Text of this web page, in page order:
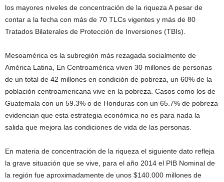
los mayores niveles de concentración de la riqueza A pesar de
contar a la fecha con más de 70 TLCs vigentes y más de 80
Tratados Bilaterales de Protección de Inversiones (TBIs).
Mesoamérica es la subregión más rezagada socialmente de
América Latina, En Centroamérica viven 30 millones de personas
de un total de 42 millones en condición de pobreza, un 60% de la
población centroamericana vive en la pobreza. Casos como los de
Guatemala con un 59.3% o de Honduras con un 65.7% de pobreza
evidencian que esta estrategia económica no es para nada la
salida que mejora las condiciones de vida de las personas.
En materia de concentración de la riqueza el siguiente dato refleja
la grave situación que se vive, para el año 2014 el PIB Nominal de
la región fue aproximadamente de unos $140.000 millones de